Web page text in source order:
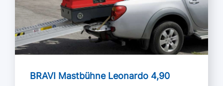
BRAVI Mastbühne Leonardo 4,90